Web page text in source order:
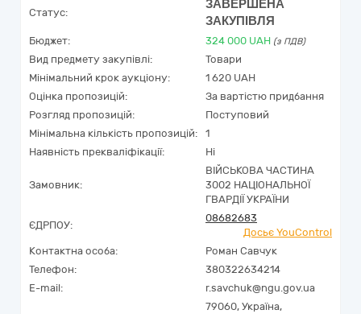
Статус:
ЗАВЕРШЕНА
ЗАКУПІВЛЯ
Бюджет: 324 000 UAH (з ПДВ)
Вид предмету закупівлі:
Товари
Мінімальний крок аукціону:
1 620 UAH
Оцінка пропозицій:
За вартістю придбання
Розгляд пропозицій:
Поступовий
Мінімальна кількість пропозицій:
1
Наявність прекваліфікації:
Ні
Замовник:
ВІЙСЬКОВА ЧАСТИНА
3002 НАЦІОНАЛЬНОЇ
ГВАРДІЇ УКРАЇНИ
ЄДРПОУ:
08682683
Досьє YouControl
Контактна особа:
Роман Савчук
Телефон:
380322634214
E-mail:
r.savchuk@ngu.gov.ua
79060, Україна,